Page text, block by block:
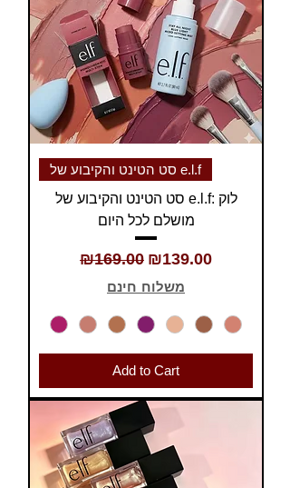
סט הטינט והקיבוע של e.l.f
סט הטינט והקיבוע של e.l.f: לוק
מושלם לכל היום
Regular Price
₪169.00 Sale Price
₪139.00
משלוח חינם
Add to Cart